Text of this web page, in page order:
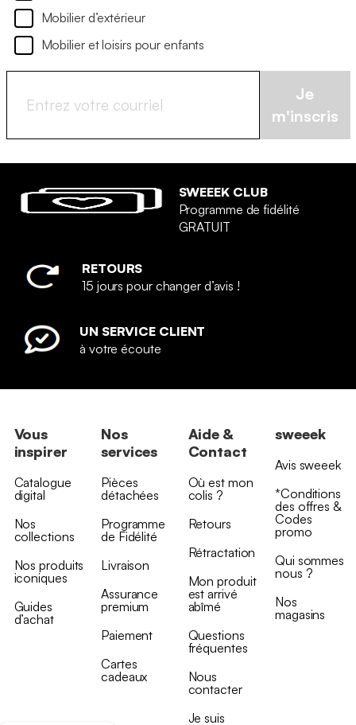
Mobilier d’extérieur
Mobilier et loisirs pour enfants
Je
m'inscris
SWEEEK CLUB
Programme de fidélité
GRATUIT
RETOURS
15 jours pour changer d’avis !
UN SERVICE CLIENT
à votre écoute
Vous
inspirer
Catalogue
digital
Nos
collections
Nos produits
iconiques
Guides
d’achat
Nos
services
Pièces
détachées
Programme
de Fidélité
Livraison
Assurance
premium
Paiement
Cartes
cadeaux
Aide &
Contact
Où est mon
colis ?
Retours
Rétractation
Mon produit
est arrivé
abîmé
Questions
fréquentes
Nous
contacter
Je suis
sweeek
Avis sweeek
*Conditions
des offres &
Codes
promo
Qui sommes
nous ?
Nos
magasins